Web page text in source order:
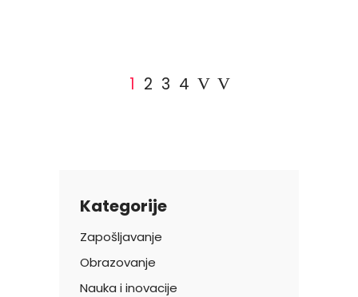
1 2 3 4
Kategorije
Zapošljavanje
Obrazovanje
Nauka i inovacije